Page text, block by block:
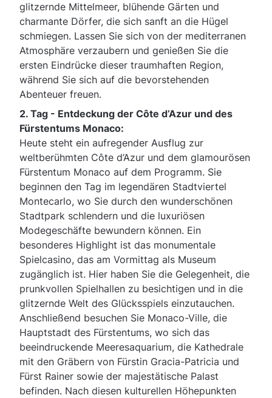
glitzernde Mittelmeer, blühende Gärten und
charmante Dörfer, die sich sanft an die Hügel
schmiegen. Lassen Sie sich von der mediterranen
Atmosphäre verzaubern und genießen Sie die
ersten Eindrücke dieser traumhaften Region,
während Sie sich auf die bevorstehenden
Abenteuer freuen.
2. Tag - Entdeckung der Côte d’Azur und des
Fürstentums Monaco:
Heute steht ein aufregender Ausflug zur
weltberühmten Côte d’Azur und dem glamourösen
Fürstentum Monaco auf dem Programm. Sie
beginnen den Tag im legendären Stadtviertel
Montecarlo, wo Sie durch den wunderschönen
Stadtpark schlendern und die luxuriösen
Modegeschäfte bewundern können. Ein
besonderes Highlight ist das monumentale
Spielcasino, das am Vormittag als Museum
zugänglich ist. Hier haben Sie die Gelegenheit, die
prunkvollen Spielhallen zu besichtigen und in die
glitzernde Welt des Glücksspiels einzutauchen.
Anschließend besuchen Sie Monaco-Ville, die
Hauptstadt des Fürstentums, wo sich das
beeindruckende Meeresaquarium, die Kathedrale
mit den Gräbern von Fürstin Gracia-Patricia und
Fürst Rainer sowie der majestätische Palast
befinden. Nach diesen kulturellen Höhepunkten